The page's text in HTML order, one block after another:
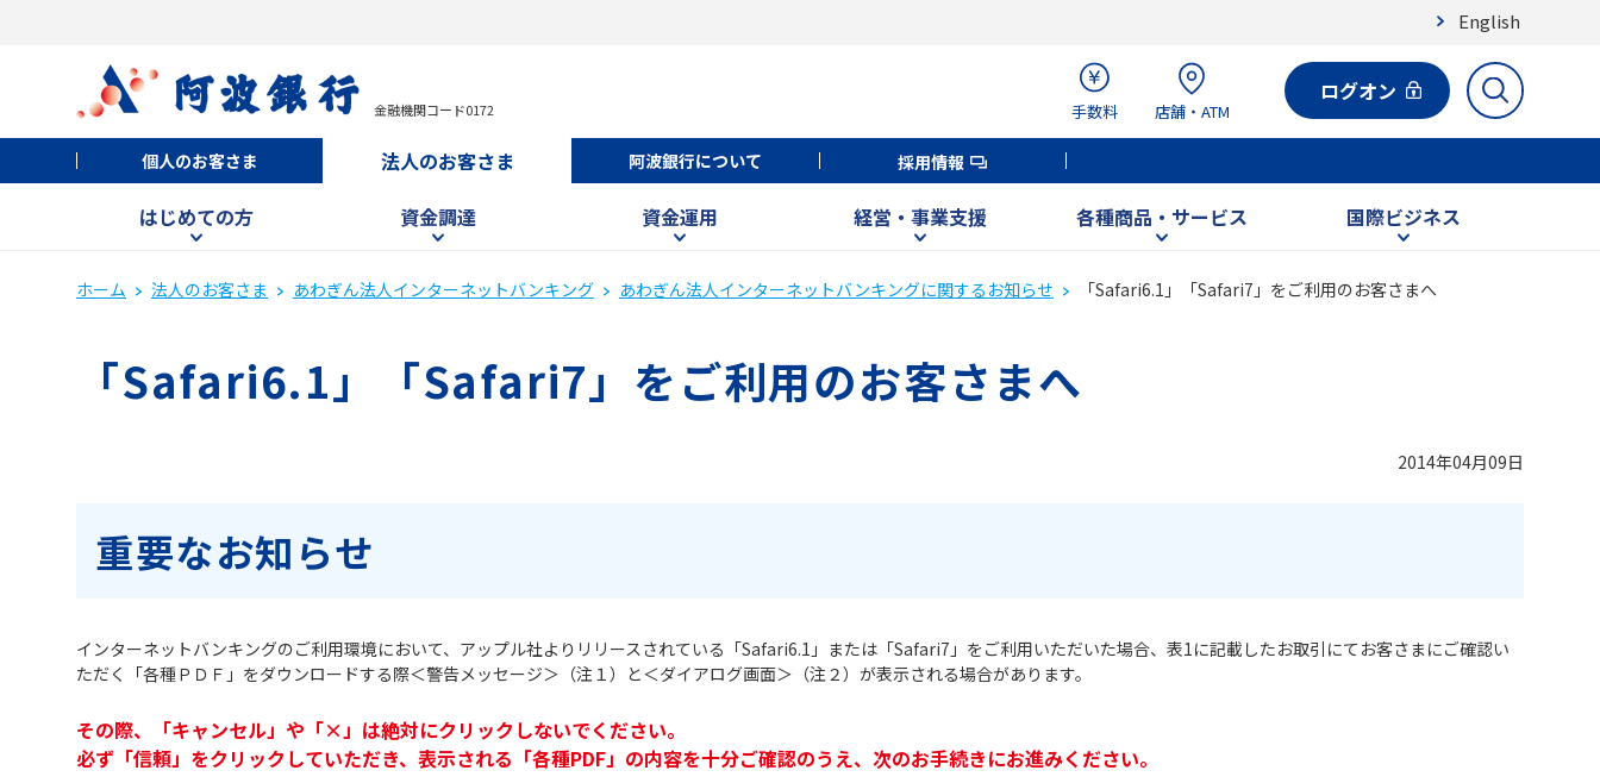
English
金融機関コード0172 手数料 店舗・ATM
ログオン
個人のお客さま 法人のお客さま 阿波銀行について 採用情報
はじめての方 資金調達 資金運用 経営・事業支援 各種商品・サービス 国際ビジネス
ホーム 法人のお客さま あわぎん法人インターネットバンキング あわぎん法人インターネットバンキングに関するお知らせ 「Safari6.1」「Safari7」をご利用のお客さまへ
「Safari6.1」「Safari7」をご利用のお客さまへ
2014年04月09日
重要なお知らせ
インターネットバンキングのご利用環境において、アップル社よりリリースされている「Safari6.1」または「Safari7」をご利用いただいた場合、表1に記載したお取引にてお客さまにご確認い
ただく「各種ＰＤＦ」をダウンロードする際＜警告メッセージ＞（注１）と＜ダイアログ画面＞（注２）が表示される場合があります。
その際、「キャンセル」や「×」は絶対にクリックしないでください。
必ず「信頼」をクリックしていただき、表示される「各種PDF」の内容を十分ご確認のうえ、次のお手続きにお進みください。